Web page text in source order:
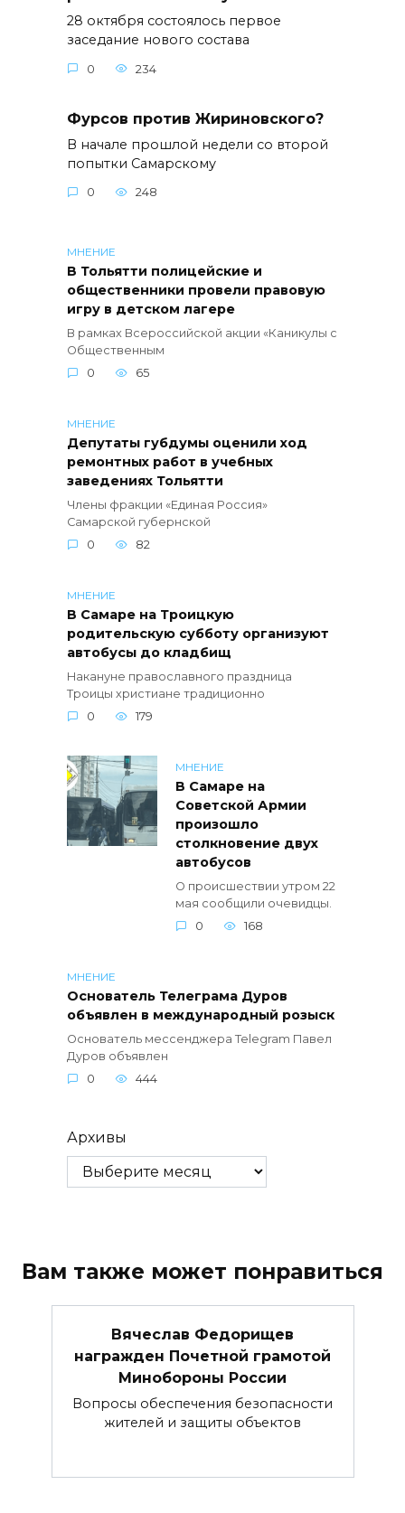
28 октября состоялось первое
заседание нового состава
0 234
Фурсов против Жириновского?
В начале прошлой недели со второй
попытки Самарскому
0 248
МНЕНИЕ
В Тольятти полицейские и
общественники провели правовую
игру в детском лагере
В рамках Всероссийской акции «Каникулы с
Общественным
0
65
МНЕНИЕ
Депутаты губдумы оценили ход
ремонтных работ в учебных
заведениях Тольятти
Члены фракции «Единая Россия»
Самарской губернской
0
82
МНЕНИЕ
В Самаре на Троицкую
родительскую субботу организуют
автобусы до кладбищ
Накануне православного праздница
Троицы христиане традиционно
0
179
МНЕНИЕ
В Самаре на
Советской Армии
произошло
столкновение двух
автобусов
О происшествии утром 22
мая сообщили очевидцы.
0
168
МНЕНИЕ
Основатель Телеграма Дуров
объявлен в международный розыск
Основатель мессенджера Telegram Павел
Дуров объявлен
0
444
Архивы
Вам также может понравиться
Вячеслав Федорищев
награжден Почетной грамотой
Минобороны России
Вопросы обеспечения безопасности
жителей и защиты объектов